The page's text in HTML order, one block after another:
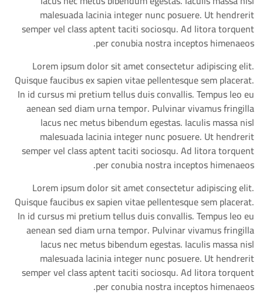
malesuada lacinia integer nunc posuere. Ut hendrerit
semper vel class aptent taciti sociosqu. Ad litora torquent
per conubia nostra inceptos himenaeos.
Lorem ipsum dolor sit amet consectetur adipiscing elit.
Quisque faucibus ex sapien vitae pellentesque sem placerat.
In id cursus mi pretium tellus duis convallis. Tempus leo eu
aenean sed diam urna tempor. Pulvinar vivamus fringilla
lacus nec metus bibendum egestas. Iaculis massa nisl
malesuada lacinia integer nunc posuere. Ut hendrerit
semper vel class aptent taciti sociosqu. Ad litora torquent
per conubia nostra inceptos himenaeos.
Lorem ipsum dolor sit amet consectetur adipiscing elit.
Quisque faucibus ex sapien vitae pellentesque sem placerat.
In id cursus mi pretium tellus duis convallis. Tempus leo eu
aenean sed diam urna tempor. Pulvinar vivamus fringilla
lacus nec metus bibendum egestas. Iaculis massa nisl
malesuada lacinia integer nunc posuere. Ut hendrerit
semper vel class aptent taciti sociosqu. Ad litora torquent
per conubia nostra inceptos himenaeos.